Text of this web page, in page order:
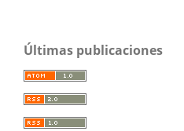
Últimas publicaciones